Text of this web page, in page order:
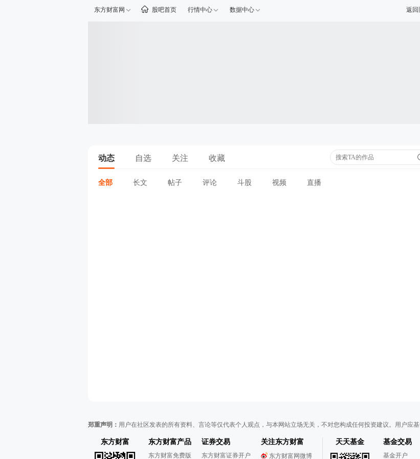
东方财富网 股吧首页 行情中心 数据中心 返回
动态 自选 关注 收藏
全部 长文 帖子 评论 斗股 视频 直播
郑重声明： 用户在社区发表的所有资料、言论等仅代表个人观点，与本网站立场无关，不对您构成任何投资建议。用户应
东方财富 东方财富产品
东方财富免费版
证券交易
东方财富证券开户
关注东方财富
东方财富网微博
天天基金 基金交易
基金开户